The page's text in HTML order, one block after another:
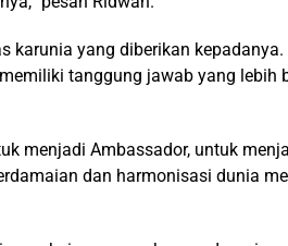
karunia yang diberikan kepadanya.
tanggung jawab yang lebih
menjadi Ambassador, untuk
dan harmonisasi dunia